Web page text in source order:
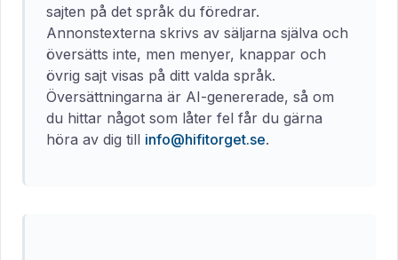
sajten på det språk du föredrar.
Annonstexterna skrivs av säljarna själva och
översätts inte, men menyer, knappar och
övrig sajt visas på ditt valda språk.
Översättningarna är AI-genererade, så om
du hittar något som låter fel får du gärna
höra av dig till info@hifitorget.se.